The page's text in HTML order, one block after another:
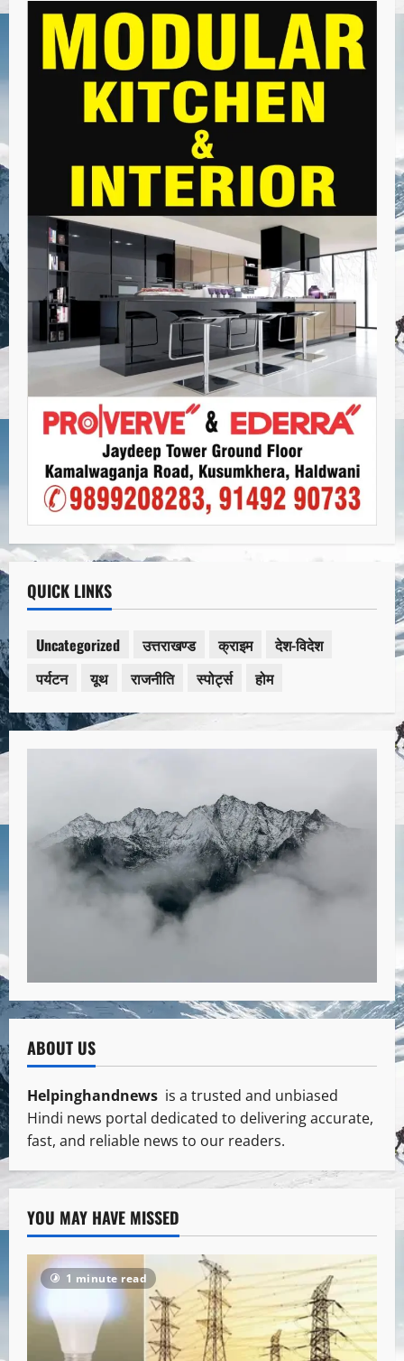
QUICK LINKS
Uncategorized उत्तराखण्ड क्राइम
देश-विदेश
पर्यटन
यूथ राजनीति स्पोर्ट्स होम
ABOUT US
Helpinghandnews is a trusted and unbiased
Hindi news portal dedicated to delivering accurate,
fast, and reliable news to our readers.
YOU MAY HAVE MISSED
1 minute read